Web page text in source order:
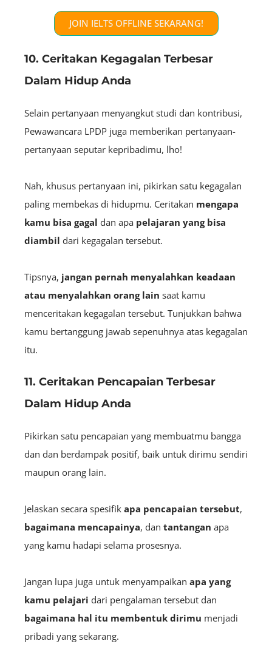
JOIN IELTS OFFLINE SEKARANG!
10. Ceritakan Kegagalan Terbesar
Dalam Hidup Anda
Selain pertanyaan menyangkut studi dan kontribusi,
Pewawancara LPDP juga memberikan pertanyaan-
pertanyaan seputar kepribadimu, lho!
Nah, khusus pertanyaan ini, pikirkan satu kegagalan
paling membekas di hidupmu. Ceritakan mengapa
kamu bisa gagal dan apa pelajaran yang bisa
diambil dari kegagalan tersebut.
Tipsnya, jangan pernah menyalahkan keadaan
atau menyalahkan orang lain saat kamu
menceritakan kegagalan tersebut. Tunjukkan bahwa
kamu bertanggung jawab sepenuhnya atas kegagalan
itu.
11. Ceritakan Pencapaian Terbesar
Dalam Hidup Anda
Pikirkan satu pencapaian yang membuatmu bangga
dan dan berdampak positif, baik untuk dirimu sendiri
maupun orang lain.
Jelaskan secara spesifik apa pencapaian tersebut,
bagaimana mencapainya, dan tantangan apa
yang kamu hadapi selama prosesnya.
Jangan lupa juga untuk menyampaikan apa yang
kamu pelajari dari pengalaman tersebut dan
bagaimana hal itu membentuk dirimu menjadi
pribadi yang sekarang.